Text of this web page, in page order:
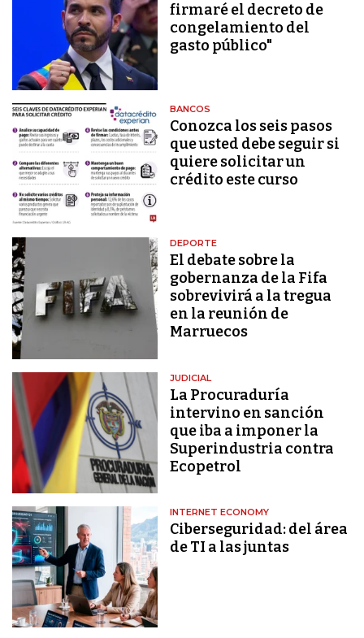
firmaré el decreto de
congelamiento del
gasto público"
BANCOS
Conozca los seis pasos
que usted debe seguir si
quiere solicitar un
crédito este curso
DEPORTE
El debate sobre la
gobernanza de la Fifa
sobrevivirá a la tregua
en la reunión de
Marruecos
JUDICIAL
La Procuraduría
intervino en sanción
que iba a imponer la
Superindustria contra
Ecopetrol
INTERNET ECONOMY
Ciberseguridad: del área
de TI a las juntas